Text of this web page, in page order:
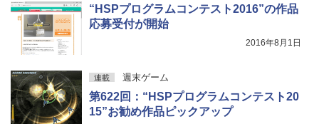
“HSPプログラムコンテスト2016”の作品
応募受付が開始
2016年8月1日
連載 週末ゲーム
第622回：“HSPプログラムコンテスト20
15”お勧め作品ピックアップ